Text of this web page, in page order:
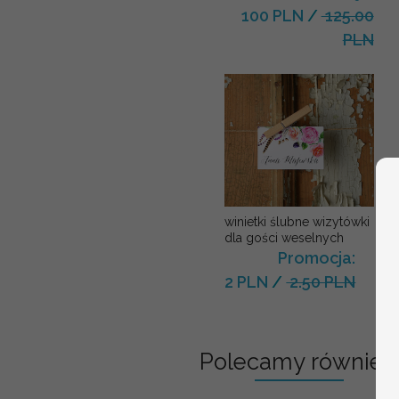
100 PLN /125.00
PLN
winietki ślubne wizytówki
dla gości weselnych
Promocja:
2 PLN /2.50 PLN
Polecamy również: